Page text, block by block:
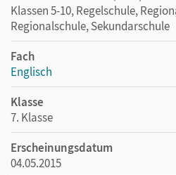
Klassen 5-10, Regelschule,
Regionalschule, Sekundarschule
Fach
Englisch
Klasse
7. Klasse
Erscheinungsdatum
04.05.2015